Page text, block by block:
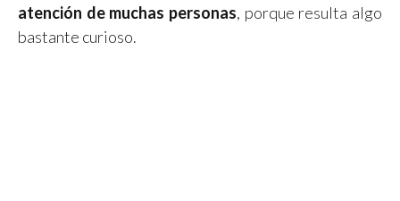
atención de muchas personas, porque resulta algo
bastante curioso.